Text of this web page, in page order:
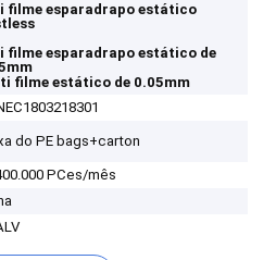
filme esparadrapo estático
filme esparadrapo estático de
filme estático de 0.05mm
do PE bags+carton
PCes/mês